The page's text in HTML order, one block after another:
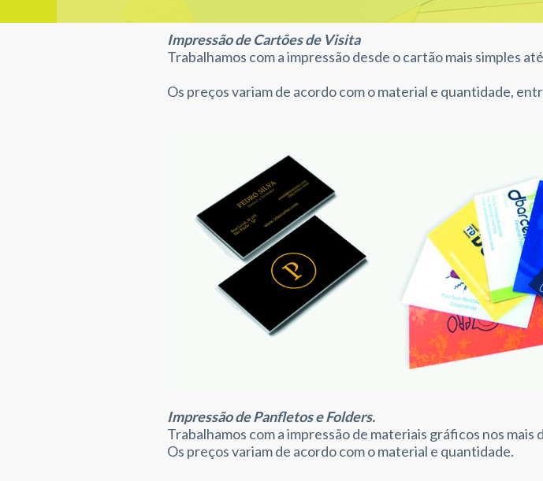
Impressão de Cartões de Visita
Trabalhamos com a impressão desde o cartão mais simples
Os preços variam de acordo com o material e quantidade,
Impressão de Panfletos e Folders.
Trabalhamos com a impressão de materiais gráficos nos mais
Os preços variam de acordo com o material e quantidade.